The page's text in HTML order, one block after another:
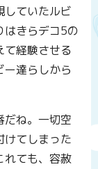
していたルビ
はきらデコ5の
て経験させる
達らしから
だね。一切空
けてしまった
れても、容赦